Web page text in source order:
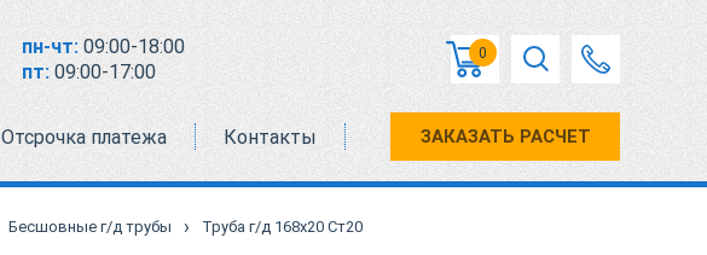
пн-чт: 09:00-18:00
пт: 09:00-17:00
0
Отсрочка платежа Контакты ЗАКАЗАТЬ РАСЧЕТ
Бесшовные г/д трубы › Труба г/д 168х20 Ст20